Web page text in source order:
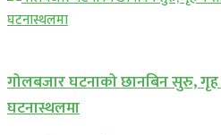
गोलबजार घटनाको छानबिन सुरु, गृह
घटनास्थलमा